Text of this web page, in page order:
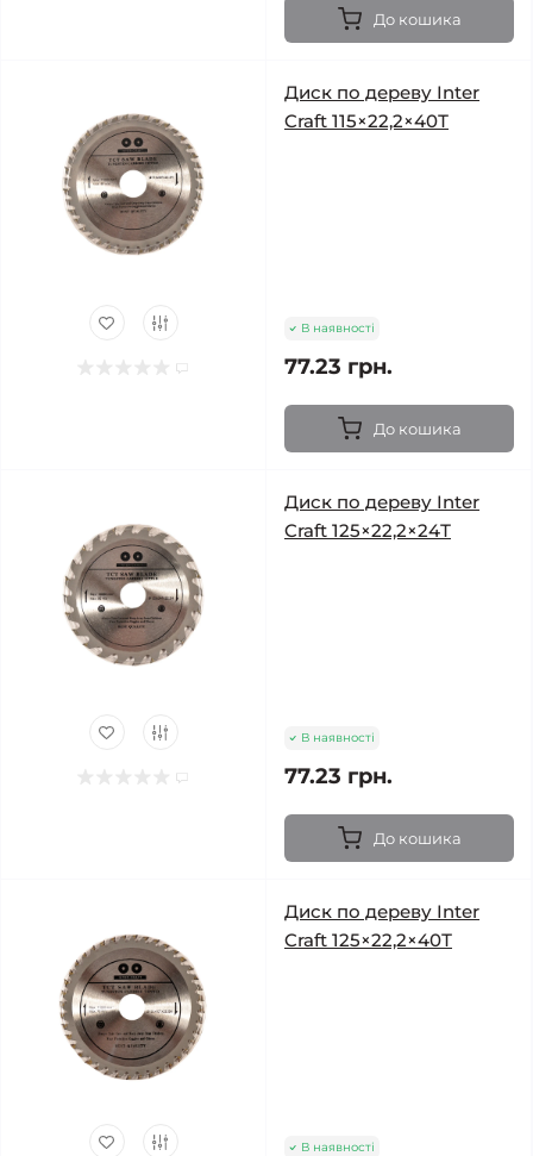
До кошика
Диск по дереву Inter
Craft 115×22,2×40Т
В наявності
77.23 грн.
До кошика
Диск по дереву Inter
Craft 125×22,2×24Т
В наявності
77.23 грн.
До кошика
Диск по дереву Inter
Craft 125×22,2×40Т
В наявності